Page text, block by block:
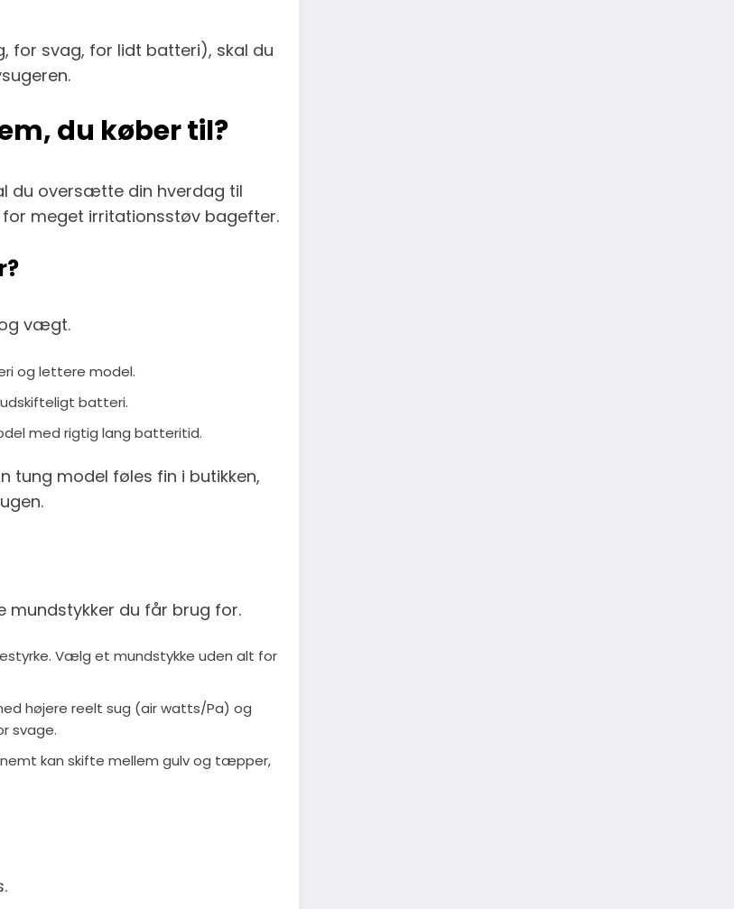
for svag, for lidt batteri), skal du
du køber til?
du oversætte din hverdag til
meget irritationsstøv bagefter.
vægt.
og lettere model.
batteri.
med rigtig lang batteritid.
tung model føles fin i butikken,
mundstykker du får brug for.
Vælg et mundstykke uden alt for
højere reelt sug (air watts/Pa) og
svage.
kan skifte mellem gulv og tæpper,